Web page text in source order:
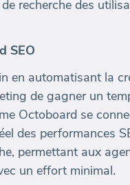
recherche des
SEO
en automatisant la
de gagner un
Octoboard se
des performances
permettant aux
un effort minimal.